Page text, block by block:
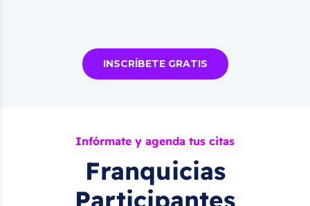
INSCRÍBETE GRATIS
Infórmate y agenda tus citas
Franquicias
Participantes